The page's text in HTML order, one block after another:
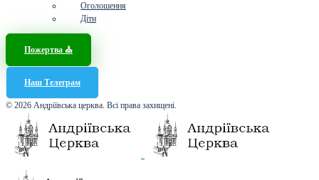
Оголошення
Діти
Пожертва ⛪️
Наш Телеграм
© 2026 Андріївська церква. Всі права захищені.